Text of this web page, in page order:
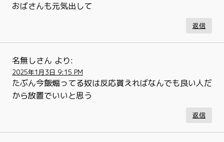
おばさんも元気出して
返信
名無しさん より:
2025年1月3日 9:15 PM
たぶん今飯煽ってる奴は反応貰えればなんでも良い人だ
から放置でいいと思う
返信